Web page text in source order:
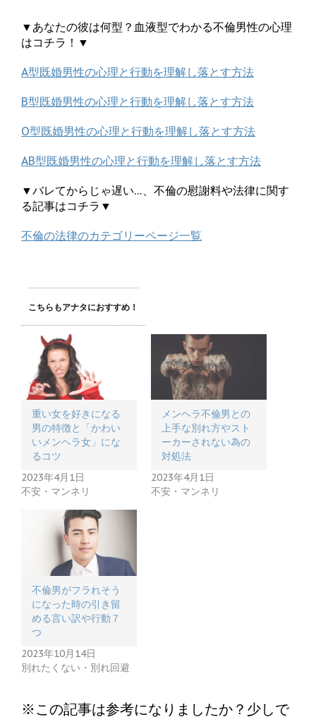
▼あなたの彼は何型？血液型でわかる不倫男性の心理
はコチラ！▼
A型既婚男性の心理と行動を理解し落とす方法
B型既婚男性の心理と行動を理解し落とす方法
O型既婚男性の心理と行動を理解し落とす方法
AB型既婚男性の心理と行動を理解し落とす方法
▼バレてからじゃ遅い…、不倫の慰謝料や法律に関す
る記事はコチラ▼
不倫の法律のカテゴリーページ一覧
こちらもアナタにおすすめ！
重い女を好きになる
男の特徴と「かわい
いメンヘラ女」にな
るコツ
2023年4月1日
不安・マンネリ
メンヘラ不倫男との
上手な別れ方やスト
ーカーされない為の
対処法
2023年4月1日
不安・マンネリ
不倫男がフラれそう
になった時の引き留
める言い訳や行動７
つ
2023年10月14日
別れたくない・別れ回避
※この記事は参考になりましたか？少しで